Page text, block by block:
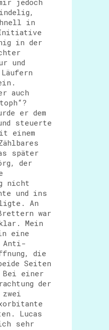
jedoch
in
Initiative
in der
und
auch
er dem
steuerte
einem
später
der
nicht
und ins
An
war
Mein
eine
Anti-
die
Seiten
einer
der
Lucas
sehr